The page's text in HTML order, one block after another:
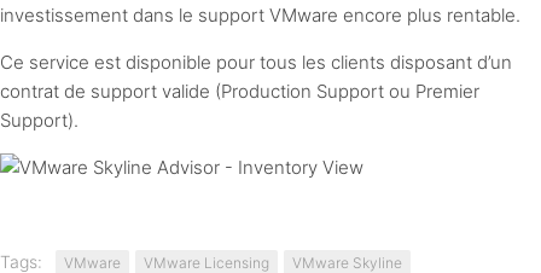
investissement dans le support VMware encore plus rentable.
Ce service est disponible pour tous les clients disposant d’un
contrat de support valide (Production Support ou Premier
Support).
Tags: VMware VMware Licensing
VMware Skyline